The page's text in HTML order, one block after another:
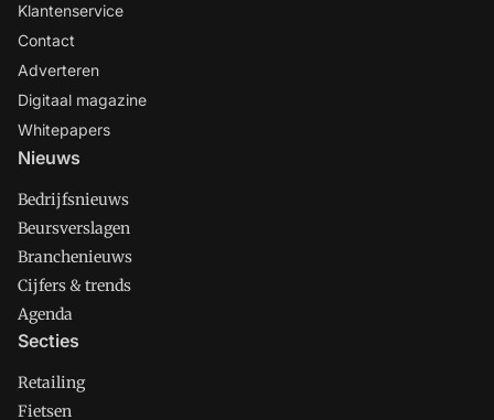
Klantenservice
Contact
Adverteren
Digitaal magazine
Whitepapers
Nieuws
Bedrijfsnieuws
Beursverslagen
Branchenieuws
Cijfers & trends
Agenda
Secties
Retailing
Fietsen